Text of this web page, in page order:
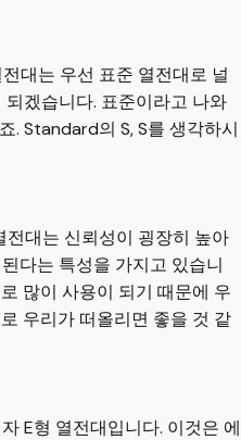
대는 우선 표준 열전대로 널
겠습니다. 표준이라고 나와
. Standard의 S, S를 생각하시
전대는 신뢰성이 굉장히 높아
다는 특성을 가지고 있습니
많이 사용이 되기 때문에 우
우리가 떠올리면 좋을 것 같
E형 열전대입니다. 이것은 에